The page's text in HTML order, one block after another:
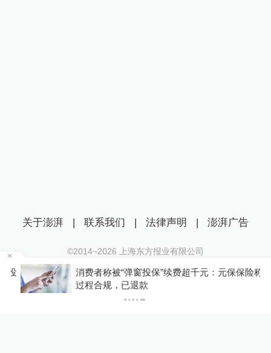
消费者称被“弹窗投保”续费超千元：元保保险称
过程合规，已退款
关于澎湃 | 联系我们 | 法律声明 | 澎湃广告
©2014~2026 上海东方报业有限公司
沪ICP证：沪B2-20170116 | 沪ICP备14003370号
互联网新闻信息服务许可证：31120170006
沪公网安备 31010602000299号